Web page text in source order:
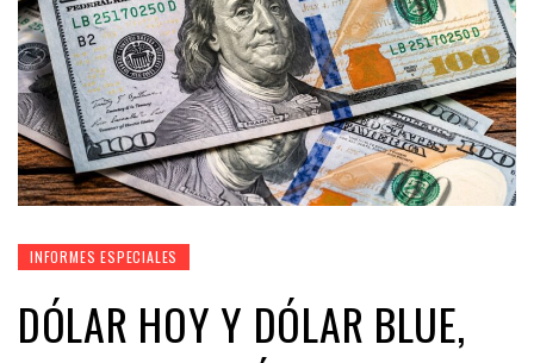
INFORMES ESPECIALES
DÓLAR HOY Y DÓLAR BLUE,